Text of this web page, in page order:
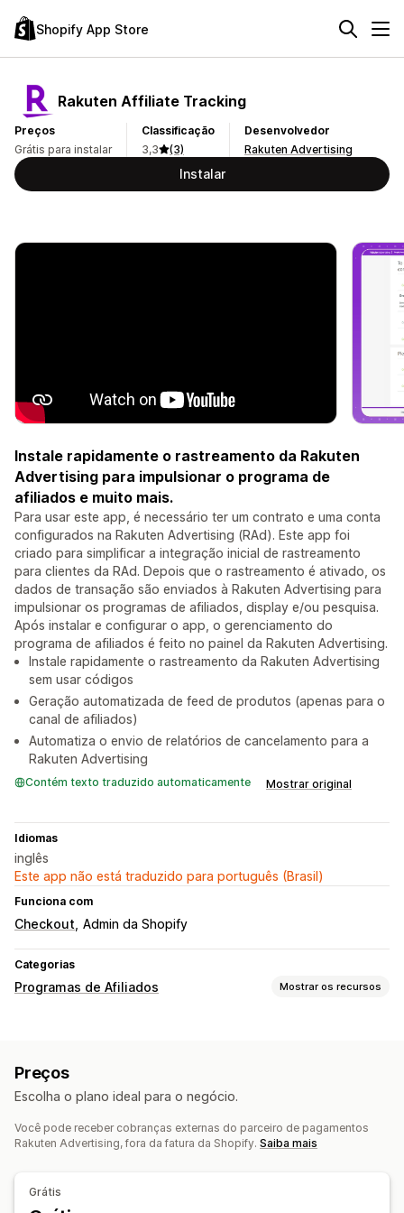
Shopify App Store
Rakuten Affiliate Tracking
Preços
Grátis para instalar
Classificação
3,3
(3)
Desenvolvedor
Rakuten Advertising
Instalar
Instale rapidamente o rastreamento da Rakuten
Advertising para impulsionar o programa de
afiliados e muito mais.
Para usar este app, é necessário ter um contrato e uma conta
configurados na Rakuten Advertising (RAd). Este app foi
criado para simplificar a integração inicial de rastreamento
para clientes da RAd. Depois que o rastreamento é ativado, os
dados de transação são enviados à Rakuten Advertising para
impulsionar os programas de afiliados, display e/ou pesquisa.
Após instalar e configurar o app, o gerenciamento do
programa de afiliados é feito no painel da Rakuten Advertising.
Instale rapidamente o rastreamento da Rakuten Advertising
sem usar códigos
Geração automatizada de feed de produtos (apenas para o
canal de afiliados)
Automatiza o envio de relatórios de cancelamento para a
Rakuten Advertising
Contém texto traduzido automaticamente Mostrar original
Idiomas
inglês
Este app não está traduzido para português (Brasil)
Funciona com
Checkout Admin da Shopify
Categorias
Programas de Afiliados Mostrar os recursos
Comissão personalizada
Comissão de produto
Gerenciamento de indicação
Preços
Escolha o plano ideal para o negócio.
Você pode receber cobranças externas do parceiro de pagamentos
Rakuten Advertising, fora da fatura da Shopify. Saiba mais
Grátis